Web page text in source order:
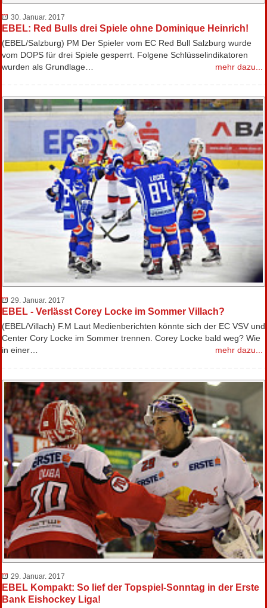
30. Januar. 2017
EBEL: Red Bulls drei Spiele ohne Dominique Heinrich!
(EBEL/Salzburg) PM Der Spieler vom EC Red Bull Salzburg wurde
vom DOPS für drei Spiele gesperrt. Folgene Schlüsselindikatoren
wurden als Grundlage…
mehr dazu...
29. Januar. 2017
EBEL - Verlässt Corey Locke im Sommer Villach?
(EBEL/Villach) F.M Laut Medienberichten könnte sich der EC VSV und
Center Cory Locke im Sommer trennen. Corey Locke bald weg? Wie
in einer…
mehr dazu...
29. Januar. 2017
EBEL Kompakt: So lief der Topspiel-Sonntag in der Erste
Bank Eishockey Liga!